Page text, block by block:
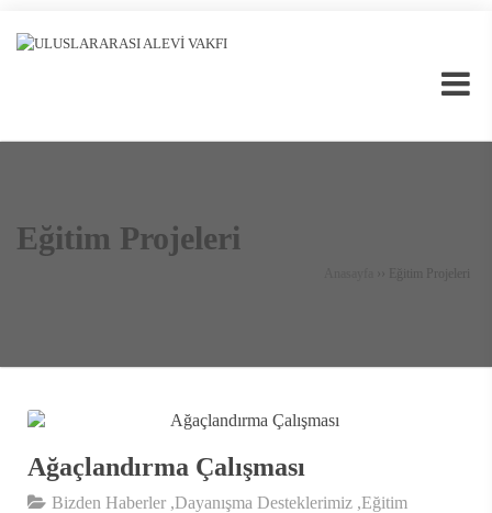
Eğitim Projeleri
›› Eğitim Projeleri
Ağaçlandırma Çalışması
Bizden Haberler ,Dayanışma Desteklerimiz ,Eğitim